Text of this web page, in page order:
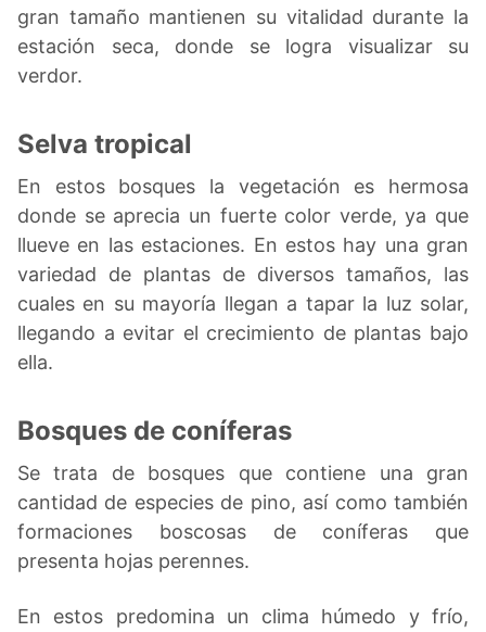
gran tamaño mantienen su vitalidad durante la
estación seca, donde se logra visualizar su
verdor.
Selva tropical
En estos bosques la vegetación es hermosa
donde se aprecia un fuerte color verde, ya que
llueve en las estaciones. En estos hay una gran
variedad de plantas de diversos tamaños, las
cuales en su mayoría llegan a tapar la luz solar,
llegando a evitar el crecimiento de plantas bajo
ella.
Bosques de coníferas
Se trata de bosques que contiene una gran
cantidad de especies de pino, así como también
formaciones boscosas de coníferas que
presenta hojas perennes.
En estos predomina un clima húmedo y frío,